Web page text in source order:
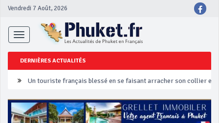
Vendredi 7 Août, 2026
Toggle
navigation
DERNIÈRES ACTUALITÉS
Un touriste français blessé en se faisant arracher son collier en
Phuket Peranakan Festival
‘Phuket Eye’ assurera la sécurité pendant Songkran